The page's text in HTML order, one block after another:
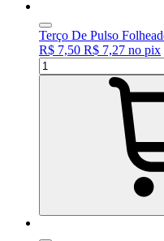
Terço De Pulso
R$ 7,50 R$ 7,27 no pix